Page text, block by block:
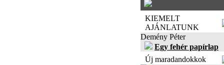
KIEMELT
AJÁNLATUNK
Demény Péter
Egy fehér papírlap
Új maradandokkok